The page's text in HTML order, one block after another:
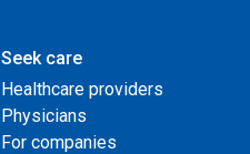
Seek care
Healthcare providers
Physicians
For companies